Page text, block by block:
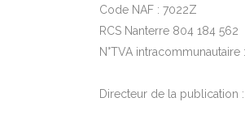
Code NAF : 7022Z
RCS Nanterre 804 184 562
N°TVA intracommunautaire
Directeur de la publication :